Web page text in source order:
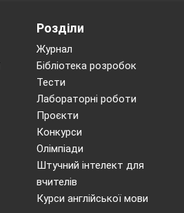
Розділи
Журнал
Бібліотека розробок
Тести
Лабораторні роботи
Проєкти
Конкурси
Олімпіади
Штучний інтелект для
вчителів
Курси англійської мови